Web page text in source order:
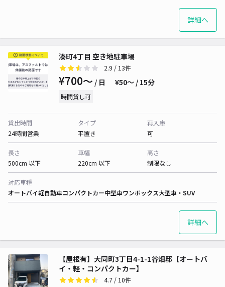
詳細へ
湊町4丁目 空き地駐車場
2.9 / 13件
¥700〜 / 日 ¥50〜 / 15分
時間貸し可
貸出時間
24時間営業
タイプ
平置き
再入庫
可
長さ
500cm 以下
車幅
220cm 以下
高さ
制限なし
対応車種
オートバイ軽自動車コンパクトカー中型車ワンボックス大型車・SUV
詳細へ
【屋根有】大同町3丁目4-1-1谷畑邸【オートバ
イ・軽・コンパクトカー】
4.7 / 10件